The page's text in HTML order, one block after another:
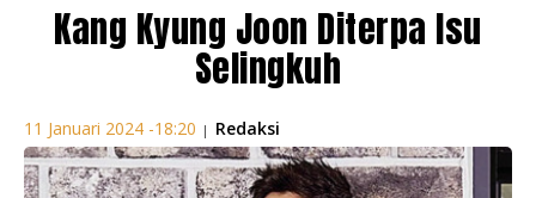
Kang Kyung Joon Diterpa Isu
Selingkuh
11 Januari 2024 -18:20 | Redaksi